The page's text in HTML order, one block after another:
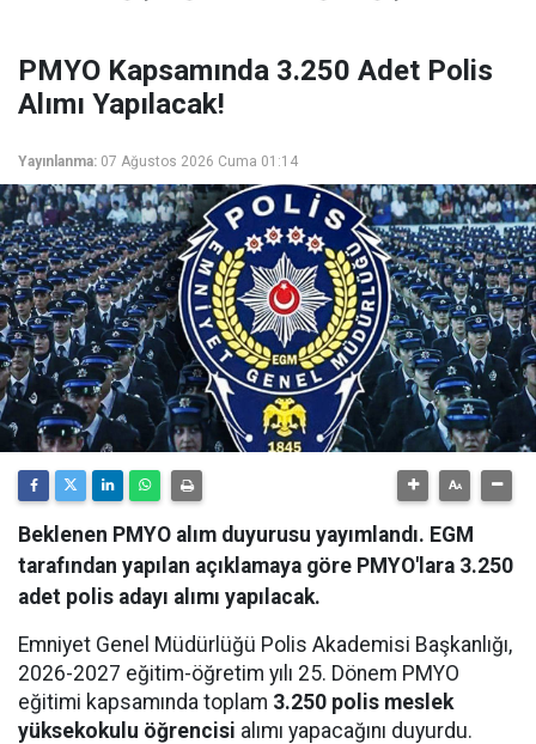
PMYO Kapsamında 3.250 Adet Polis
Alımı Yapılacak!
Yayınlanma: 07 Ağustos 2026 Cuma 01:14
Beklenen PMYO alım duyurusu yayımlandı. EGM
tarafından yapılan açıklamaya göre PMYO'lara 3.250
adet polis adayı alımı yapılacak.
Emniyet Genel Müdürlüğü Polis Akademisi Başkanlığı,
2026-2027 eğitim-öğretim yılı 25. Dönem PMYO
eğitimi kapsamında toplam 3.250 polis meslek
yüksekokulu öğrencisi alımı yapacağını duyurdu.